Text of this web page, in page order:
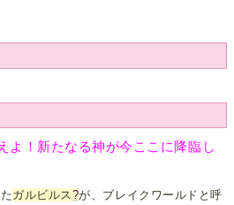
よ！新たなる神が今ここに降臨し
ガルビルス?が、ブレイクワールドと呼